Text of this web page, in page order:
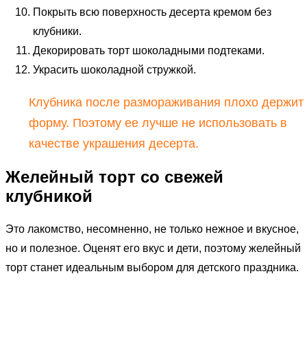
Покрыть всю поверхность десерта кремом без
клубники.
Декорировать торт шоколадными подтеками.
Украсить шоколадной стружкой.
Клубника после размораживания плохо держит
форму. Поэтому ее лучше не использовать в
качестве украшения десерта.
Желейный торт со свежей
клубникой
Это лакомство, несомненно, не только нежное и вкусное,
но и полезное. Оценят его вкус и дети, поэтому желейный
торт станет идеальным выбором для детского праздника.